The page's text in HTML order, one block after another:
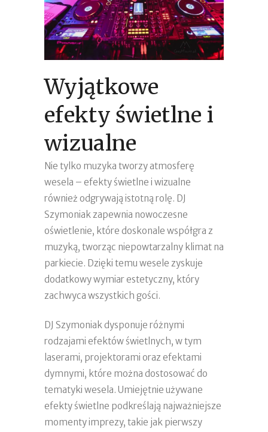
Wyjątkowe
efekty świetlne i
wizualne
Nie tylko muzyka tworzy atmosferę
wesela – efekty świetlne i wizualne
również odgrywają istotną rolę. DJ
Szymoniak zapewnia nowoczesne
oświetlenie, które doskonale współgra z
muzyką, tworząc niepowtarzalny klimat na
parkiecie. Dzięki temu wesele zyskuje
dodatkowy wymiar estetyczny, który
zachwyca wszystkich gości.
DJ Szymoniak dysponuje różnymi
rodzajami efektów świetlnych, w tym
laserami, projektorami oraz efektami
dymnymi, które można dostosować do
tematyki wesela. Umiejętnie używane
efekty świetlne podkreślają najważniejsze
momenty imprezy, takie jak pierwszy